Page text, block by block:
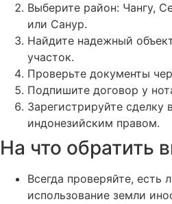
Выберите район: Чангу,
или Санур.
Найдите надежный
участок.
Проверьте документы
Подпишите договор у
Зарегистрируйте сделку
индонезийским правом.
На что обратить
Всегда проверяйте, есть
использование земли